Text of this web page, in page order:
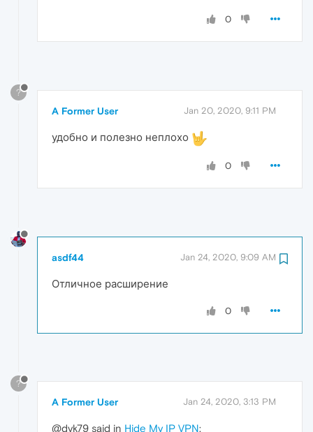
0
?
A Former User Jan 20, 2020, 9:11 PM
удобно и полезно неплохо
0
asdf44 Jan 24, 2020, 9:09 AM
Отличное расширение
0
?
A Former User Jan 24, 2020, 3:13 PM
@dvk79 said in Hide My IP VPN: